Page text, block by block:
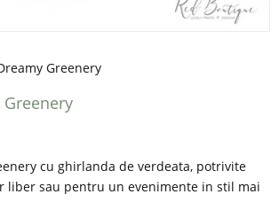
Greenery
cu ghirlanda de verdeata, potrivite
liber sau pentru un evenimente in stil mai